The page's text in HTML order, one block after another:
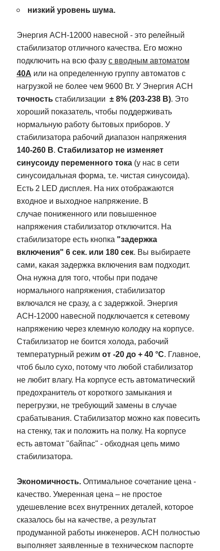
низкий уровень шума.
Энергия АСН-12000 навесной - это релейный
стабилизатор отличного качества. Его можно
подключить на всю фазу с вводным автоматом
40А или на определенную группу автоматов с
нагрузкой не более чем 9600 Вт. У Энергия АСН
точностьстабилизации ± 8% (203-238 В). Это
хороший показатель, чтобы поддерживать
нормальную работу бытовых приборов. У
стабилизатора рабочий диапазон напряжения
140-260 В. Стабилизатор не изменяет
синусоиду переменного тока(у нас в сети
синусоидальная форма, т.е. чистая синусоида).
Есть 2 LED дисплея. На них отображаются
входное и выходное напряжение. В
случае пониженного или повышенное
напряжения стабилизатор отключится. На
стабилизаторе есть кнопка "задержка
включения" 6 сек. или 180 сек. Вы выбираете
сами, какая задержка включения вам подходит.
Она нужна для того, чтобы при подаче
нормального напряжения, стабилизатор
включался не сразу, а с задержкой. Энергия
АСН-12000 навесной подключается к сетевому
напряжению через клемную колодку на корпусе.
Стабилизатор не боится холода, рабочий
температурный режим от -20 до + 40 °C. Главное,
чтоб было сухо, потому что любой стабилизатор
не любит влагу. На корпусе есть автоматический
предохранитель от короткого замыкания и
перегрузки, не требующий замены в случае
срабатывания. Стабилизатор можно как повесить
на стенку, так и положить на полку. На корпусе
есть автомат "байпас" - обходная цепь мимо
стабилизатора.
Экономичность.Оптимальное сочетание цена -
качество. Умеренная цена – не простое
удешевление всех внутренних деталей, которое
сказалось бы на качестве, а результат
продуманной работы инженеров. АСН полностью
выполняет заявленные в техническом паспорте